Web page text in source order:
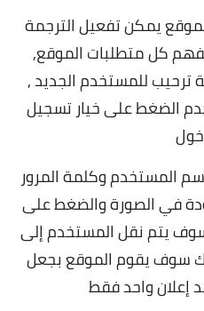
يمكن تفعيل الترجمة
كل متطلبات الموقع,
للمستخدم الجديد ,
الضغط على خيار تسجيل
المستخدم وكلمة المرور
في الصورة والضغط على
يتم نقل المستخدم إلى
سوف يقوم الموقع بجعل
إعلان واحد فقط